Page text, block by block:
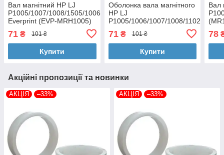
Вал магнітний HP LJ
P1005/1007/1008/1505/1006
Everprint (EVP-MRH1005)
71 ₴ 101 ₴
Купити
Оболонка вала магнітного
HP LJ
P1005/1006/1007/1008/1102/
Welldo (WD-MRSH278AX)
71₴ 101 ₴
Купити
Вал
78
Акційні пропозиції та новинки
АКЦІЯ –33% АКЦІЯ –33%